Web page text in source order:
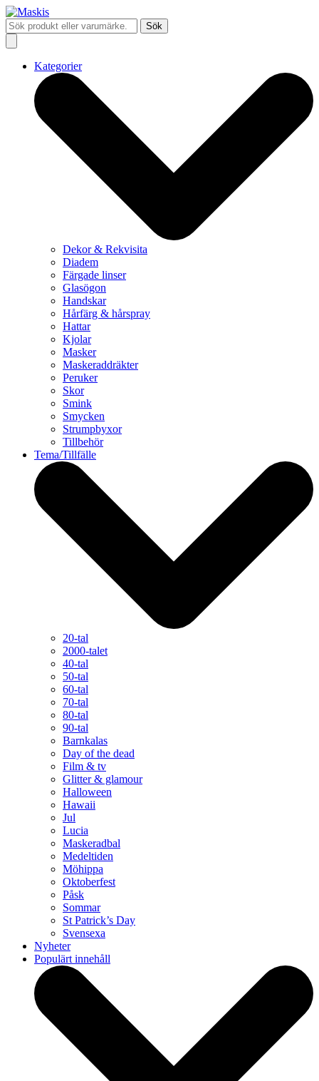
Sök
Kategorier
Dekor & Rekvisita
Diadem
Färgade linser
Glasögon
Handskar
Hårfärg & hårspray
Hattar
Kjolar
Masker
Maskeraddräkter
Peruker
Skor
Smink
Smycken
Strumpbyxor
Tillbehör
Tema/Tillfälle
20-tal
2000-talet
40-tal
50-tal
60-tal
70-tal
80-tal
90-tal
Barnkalas
Day of the dead
Film & tv
Glitter & glamour
Halloween
Hawaii
Jul
Lucia
Maskeradbal
Medeltiden
Möhippa
Oktoberfest
Påsk
Sommar
St Patrick’s Day
Svensexa
Nyheter
Populärt innehåll